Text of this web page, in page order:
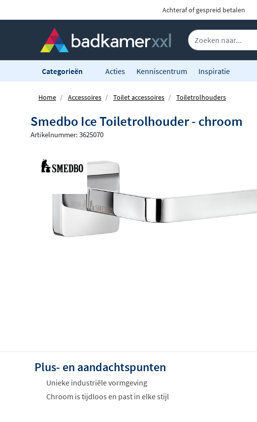
Achteraf of gespreid betalen
Categorieën Acties Kenniscentrum Inspiratie
Home Accessoires Toilet accessoires Toiletrolhouders
Smedbo Ice Toiletrolhouder - chroom
Artikelnummer: 3625070
Plus- en aandachtspunten
Unieke industriële vormgeving
Chroom is tijdloos en past in elke stijl